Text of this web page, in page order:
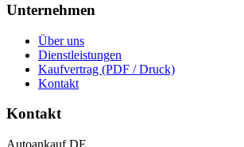
Unternehmen
Über uns
Dienstleistungen
Kaufvertrag (PDF / Druck)
Kontakt
Kontakt
Autoankauf DE